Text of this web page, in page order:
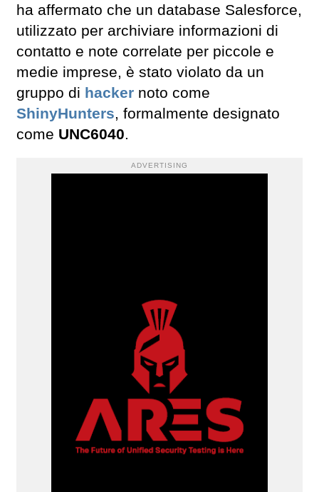
ha affermato che un database Salesforce,
utilizzato per archiviare informazioni di
contatto e note correlate per piccole e
medie imprese, è stato violato da un
gruppo di hacker noto come
ShinyHunters, formalmente designato
come UNC6040.
ADVERTISING